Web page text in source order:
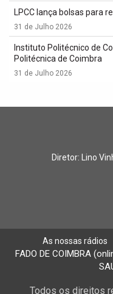
LPCC lança bolsas para
31 de Julho 2026
Instituto Politécnico de
Politécnica de Coimbra
31 de Julho 2026
Diretor: Lino
As nossas rádios
FADO DE COIMBRA
Todos os direitos